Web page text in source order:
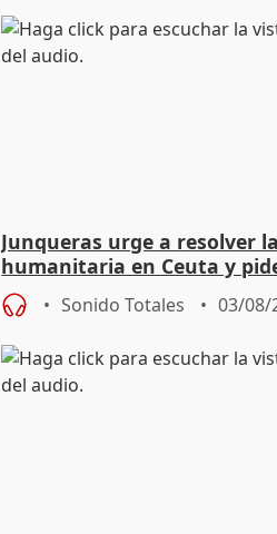
Junqueras urge a resolver
humanitaria en Ceuta y
responsabilidad a la UE
Sonido Totales 03/08/